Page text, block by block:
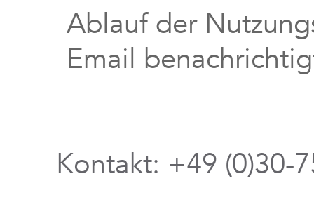
Ablauf der
Email
Kontakt: +49 (0)30-